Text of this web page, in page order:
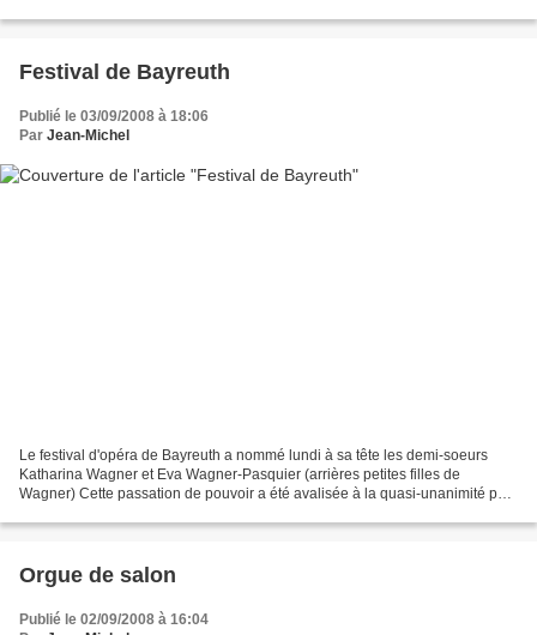
Festival de Bayreuth
Publié le 03/09/2008 à 18:06
Par Jean-Michel
Le festival d'opéra de Bayreuth a nommé lundi à sa tête les demi-soeurs
Katharina Wagner et Eva Wagner-Pasquier (arrières petites filles de
Wagner) Cette passation de pouvoir a été avalisée à la quasi-unanimité par
Orgue de salon
Publié le 02/09/2008 à 16:04